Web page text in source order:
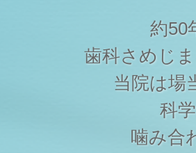
約50
歯科さめじ
当院は場
科
噛み合